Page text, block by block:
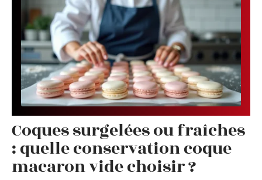
Coques surgelées ou fraîches
: quelle conservation coque
macaron vide choisir ?